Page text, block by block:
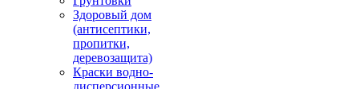
Здоровый дом
(антисептики,
пропитки,
деревозащита)
Краски водно-
дисперсионные